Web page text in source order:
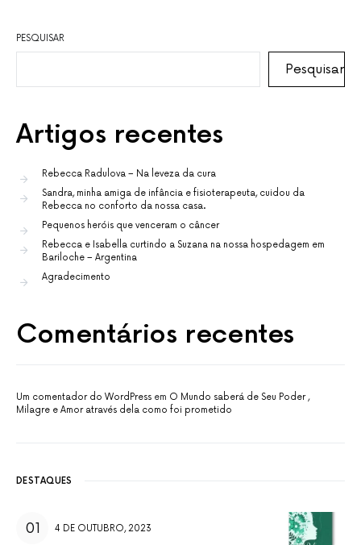
PESQUISAR
Pesquisar
Artigos recentes
Rebecca Radulova – Na leveza da cura
Sandra, minha amiga de infância e fisioterapeuta, cuidou da
Rebecca no conforto da nossa casa.
Pequenos heróis que venceram o câncer
Rebecca e Isabella curtindo a Suzana na nossa hospedagem em
Bariloche – Argentina
Agradecimento
Comentários recentes
Um comentador do WordPress em O Mundo saberá de Seu Poder ,
Milagre e Amor através dela como foi prometido
DESTAQUES
4 DE OUTUBRO, 2023